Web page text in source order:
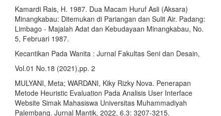
Kamardi Rais, H. 1987. Dua Macam Huruf Asli (Aksara)
Minangkabau: Ditemukan di Pariangan dan Sulit Air. Padang:
Limbago - Majalah Adat dan Kebudayaan Minangkabau, No.
5, Februari 1987.
Kecantikan Pada Wanita : Jurnal Fakultas Seni dan Desain,
Vol.01 No.18 (2021),pp. 2
MULYANI, Meta; WARDANI, Kiky Rizky Nova. Penerapan
Metode Heuristic Evaluation Pada Analisis User Interface
Website Simak Mahasiswa Universitas Muhammadiyah
Palembang. Jurnal Mantik, 2022, 6.3: 3207-3215.